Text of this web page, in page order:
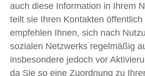
auch diese Information in Ihrem
teilt sie Ihren Kontakten öffentlich
empfehlen Ihnen, sich nach
sozialen Netzwerks regelmäßig
insbesondere jedoch vor
da Sie so eine Zuordnung zu